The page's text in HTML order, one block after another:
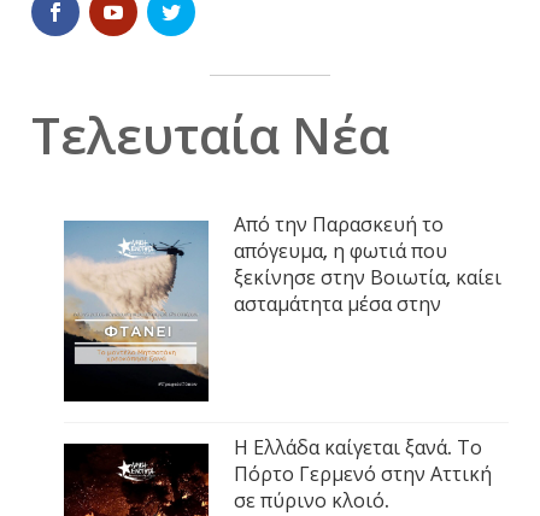
Τελευταία Νέα
Από την Παρασκευή το
απόγευμα, η φωτιά που
ξεκίνησε στην Βοιωτία, καίει
ασταμάτητα μέσα στην
Η Ελλάδα καίγεται ξανά. Το
Πόρτο Γερμενό στην Αττική
σε πύρινο κλοιό.